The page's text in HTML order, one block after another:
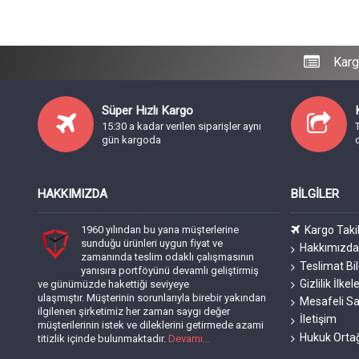
Süper Hızlı Kargo
15:30 a kadar verilen siparişler aynı
gün kargoda
HAKKIMIZDA
1960 yılından bu yana müşterlerine
sunduğu ürünleri uygun fiyat ve
zamanında teslim odaklı çalışmasının
yanısıra portföyünü devamlı geliştirmiş
ve günümüzde hakettiği seviyeye
ulaşmıştır. Müşterinin sorunlarıyla birebir yakından
ilgilenen şirketimiz her zaman saygı değer
müşterilerinin istek ve dileklerini getirmede azami
titizlik içinde bulunmaktadır. Devamı...
BILGILER
Kargo
Hakkımızda
Teslimat
Gizlilik
Mesafeli
İletişim
Hukuk